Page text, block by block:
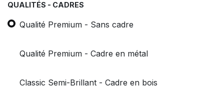
QUALITÉS - CADRES
Qualité Premium - Sans cadre
Qualité Premium - Cadre en métal
Classic Semi-Brillant - Cadre en bois